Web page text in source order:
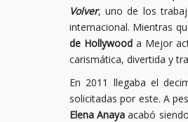
Volver, uno de los
internacional. Mientras
de Hollywood a Mejor
carismática, divertida y
En 2011 llegaba el
solicitadas por este. A
Elena Anayaacabó